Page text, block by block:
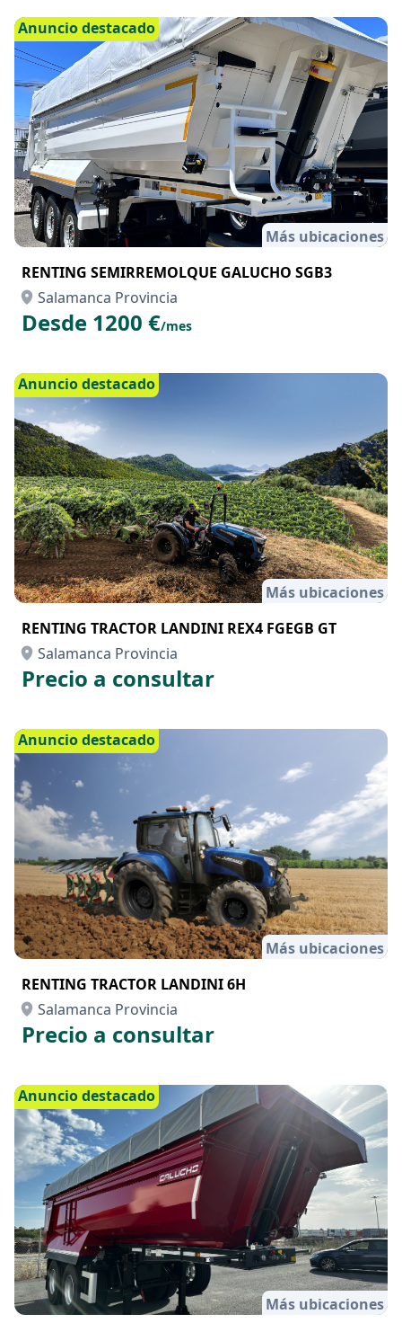
Anuncio destacado
Más ubicaciones
RENTING SEMIRREMOLQUE GALUCHO SGB3
Salamanca Provincia
Desde 1200 €/mes
Anuncio destacado
Más ubicaciones
RENTING TRACTOR LANDINI REX4 FGEGB GT
Salamanca Provincia
Precio a consultar
Anuncio destacado
Más ubicaciones
RENTING TRACTOR LANDINI 6H
Salamanca Provincia
Precio a consultar
Anuncio destacado
Más ubicaciones